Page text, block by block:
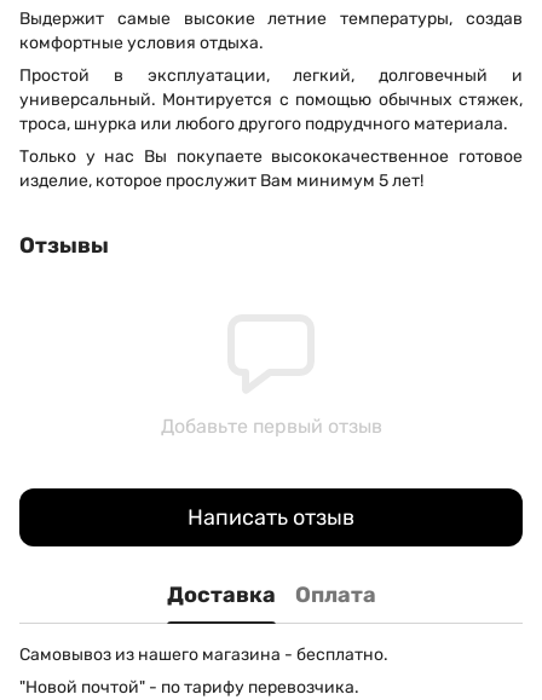
Выдержит самые высокие летние температуры, создав
комфортные условия отдыха.
Простой в эксплуатации, легкий, долговечный и
универсальный. Монтируется с помощью обычных стяжек,
троса, шнурка или любого другого подрудчного материала.
Только у нас Вы покупаете высококачественное готовое
изделие, которое прослужит Вам минимум 5 лет!
Отзывы
Добавьте первый отзыв
Написать отзыв
Доставка Оплата
Самовывоз из нашего магазина - бесплатно.
"Новой почтой" - по тарифу перевозчика.